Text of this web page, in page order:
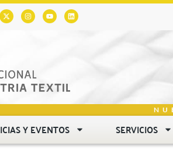
Y EVENTOS SERVICIOS